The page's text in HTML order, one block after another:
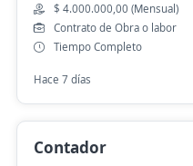
$ 4.000.000,00 (Mensual)
Contrato de Obra o labor
Tiempo Completo
Hace 7 días
Contador